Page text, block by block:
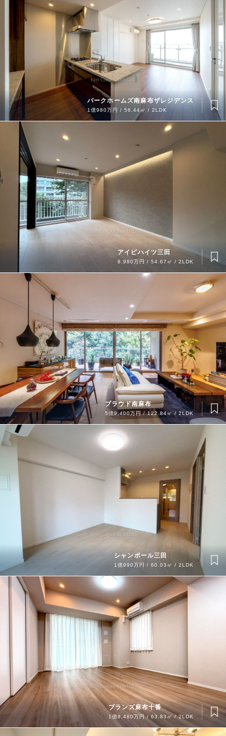
パークホームズ南麻布ザレジデンス
1億980万円 / 56.44㎡ / 2LDK
アイビハイツ三田
8,980万円 / 54.67㎡ / 2LDK
プラウド南麻布
5億9,400万円 / 122.84㎡ / 2LDK
シャンボール三田
1億990万円 / 60.03㎡ / 2LDK
ブランズ麻布十番
1億8,480万円 / 63.83㎡ / 2LDK